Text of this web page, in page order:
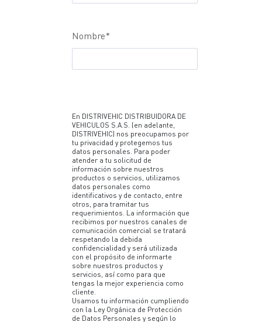
Nombre*
En DISTRIVEHIC DISTRIBUIDORA DE
VEHICULOS S.A.S. (en adelante,
DISTRIVEHIC) nos preocupamos por
tu privacidad y protegemos tus
datos personales. Para poder
atender a tu solicitud de
información sobre nuestros
productos o servicios, utilizamos
datos personales como
identificativos y de contacto, entre
otros, para tramitar tus
requerimientos. La información que
recibimos por nuestros canales de
comunicación comercial se tratará
respetando la debida
confidencialidad y será utilizada
con el propósito de informarte
sobre nuestros productos y
servicios, así como para que
tengas la mejor experiencia como
cliente.
Usamos tu información cumpliendo
con la Ley Orgánica de Protección
de Datos Personales y según lo